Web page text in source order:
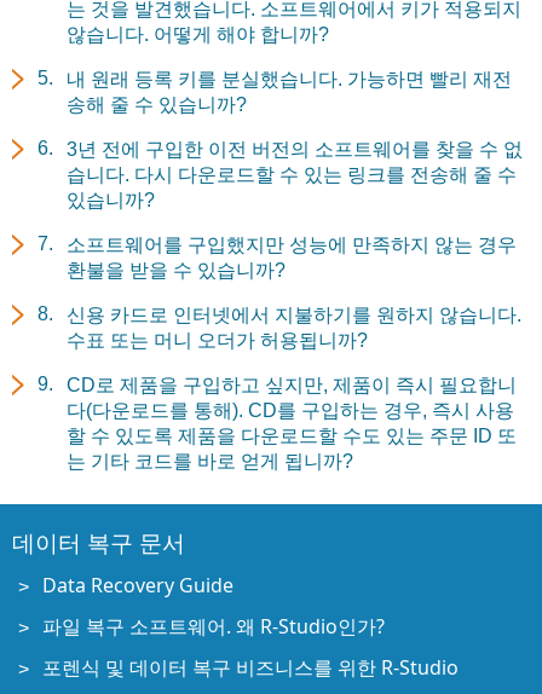
는 것을 발견했습니다. 소프트웨어에서 키가 적용되지
않습니다. 어떻게 해야 합니까?
내 원래 등록 키를 분실했습니다. 가능하면 빨리 재전
송해 줄 수 있습니까?
3년 전에 구입한 이전 버전의 소프트웨어를 찾을 수 없
습니다. 다시 다운로드할 수 있는 링크를 전송해 줄 수
있습니까?
소프트웨어를 구입했지만 성능에 만족하지 않는 경우
환불을 받을 수 있습니까?
신용 카드로 인터넷에서 지불하기를 원하지 않습니다.
수표 또는 머니 오더가 허용됩니까?
CD로 제품을 구입하고 싶지만, 제품이 즉시 필요합니
다(다운로드를 통해). CD를 구입하는 경우, 즉시 사용
할 수 있도록 제품을 다운로드할 수도 있는 주문 ID 또
는 기타 코드를 바로 얻게 됩니까?
데이터 복구 문서
Data Recovery Guide
파일 복구 소프트웨어. 왜 R-Studio인가?
포렌식 및 데이터 복구 비즈니스를 위한 R-Studio